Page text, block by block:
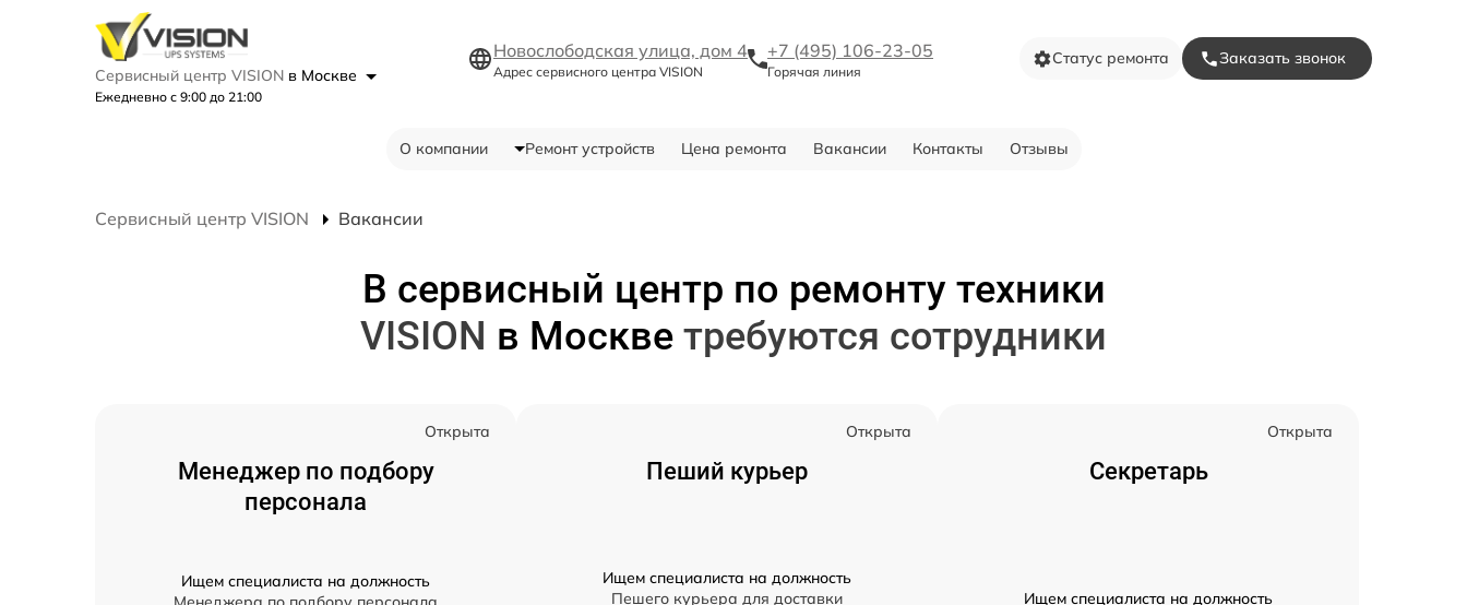
Сервисный центр VISION в Москве
Ежедневно с 9:00 до 21:00
Новослободская улица, дом 4
Адрес сервисного центра VISION
+7 (495) 106-23-05
Горячая линия
Статус ремонта Заказать звонок
О компании Ремонт устройств Цена ремонта Вакансии Контакты Отзывы
Сервисный центр VISION Вакансии
В сервисный центр по ремонту техники
VISION в Москве требуются сотрудники
Открыта
Менеджер по подбору
персонала
Ищем специалиста на должность
Открыта
Пеший курьер
Ищем специалиста на должность
Пешего курьера для доставки
Открыта
Секретарь
Ищем специалиста на должность